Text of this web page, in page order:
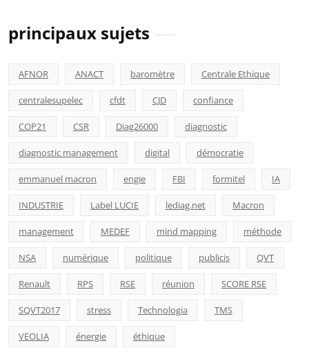
principaux sujets
AFNOR ANACT baromètre Centrale Ethique
centralesupelec cfdt CJD confiance
COP21 CSR Diag26000 diagnostic
diagnostic management digital démocratie
emmanuel macron engie FBI formitel IA
INDUSTRIE Label LUCIE lediag.net Macron
management MEDEF mind mapping méthode
NSA numérique politique publicis QVT
Renault RPS RSE réunion SCORE RSE
SQVT2017 stress Technologia TMS
VEOLIA énergie éthique